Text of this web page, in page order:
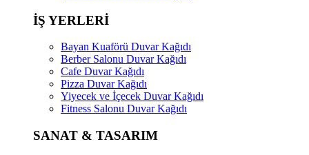
İŞ YERLERİ
Bayan Kuaförü Duvar Kağıdı
Berber Salonu Duvar Kağıdı
Cafe Duvar Kağıdı
Pizza Duvar Kağıdı
Yiyecek ve İçecek Duvar Kağıdı
Fitness Salonu Duvar Kağıdı
SANAT & TASARIM